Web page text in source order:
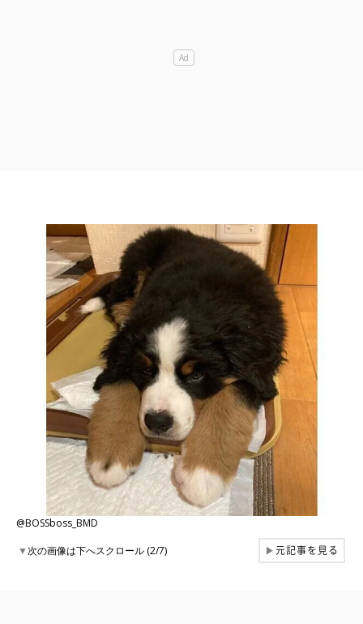
@BOSSboss_BMD
▼次の画像は下へスクロール (2/7) ▶元記事を見る